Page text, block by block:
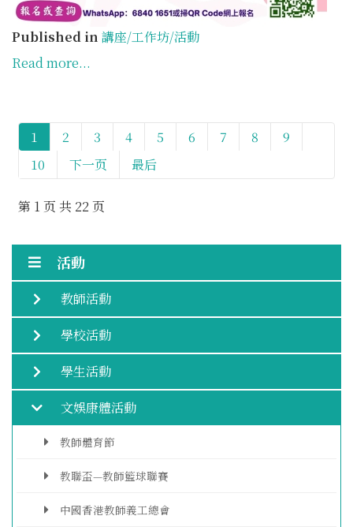
活動
教師活動
學校活動
學生活動
文娛康體活動
教師體育節
教聯盃—教師籃球聯賽
中國香港教師義工總會
Published in 講座/工作坊/活動
Read more...
1 2 3 4 5 6 7 8
9
10
下一页 最后
第 1 页 共 22 页